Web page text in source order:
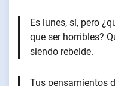
Es lunes, sí, pero
que ser horribles?
siendo rebelde.
Tus pensamientos